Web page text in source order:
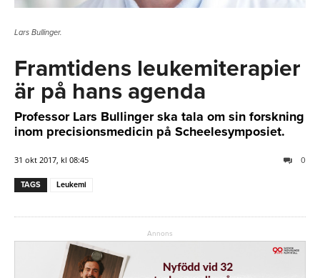
Lars Bullinger.
Framtidens leukemiterapier
är på hans agenda
Professor Lars Bullinger ska tala om sin forskning
inom precisionsmedicin på Scheelesymposiet.
31 okt 2017, kl 08:45 0
TAGS Leukemi
Annons